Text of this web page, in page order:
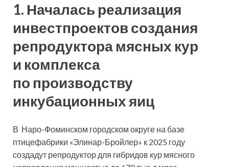
1. Началась реализация
инвестпроектов создания
репродуктора мясных кур
и комплекса
по производству
инкубационных яиц
В Наро-Фоминском городском округе на базе
птицефабрики «Элинар-Бройлер» к 2025 году
создадут репродуктор для гибридов кур мясного